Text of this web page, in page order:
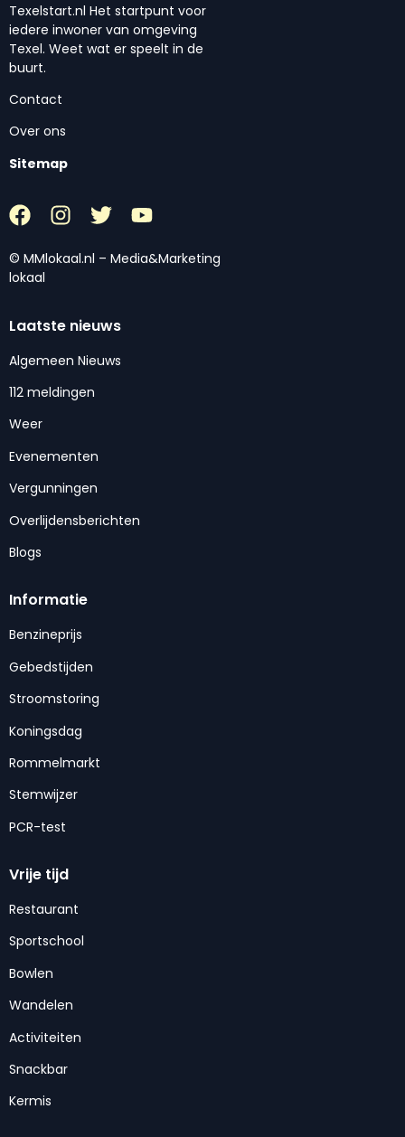
Texelstart.nl Het startpunt voor
iedere inwoner van omgeving
Texel. Weet wat er speelt in de
buurt.
Contact
Over ons
Sitemap
© MMlokaal.nl – Media&Marketing
lokaal
Laatste nieuws
Algemeen Nieuws
112 meldingen
Weer
Evenementen
Vergunningen
Overlijdensberichten
Blogs
Informatie
Benzineprijs
Gebedstijden
Stroomstoring
Koningsdag
Rommelmarkt
Stemwijzer
PCR-test
Vrije tijd
Restaurant
Sportschool
Bowlen
Wandelen
Activiteiten
Snackbar
Kermis